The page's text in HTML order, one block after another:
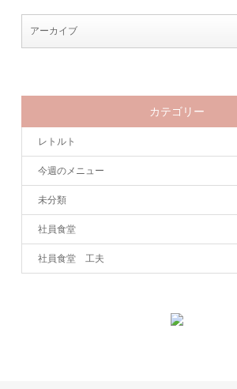
カテゴリー
レトルト
今週のメニュー
未分類
社員食堂
社員食堂 工夫